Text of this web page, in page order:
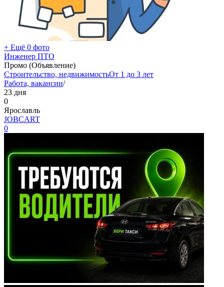
+ Ещё 0 фото
Инженер ПТО
Промо (Объявление)
Строительство, недвижимостьОт 1 до 3 лет
Работа, вакансии/
23 дня
0
Ярославль
JOBCART
0